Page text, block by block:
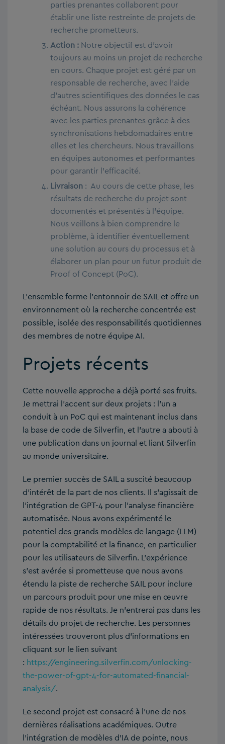
parties prenantes collaborent pour
établir une liste restreinte de projets de
recherche prometteurs.
Action : Notre objectif est d’avoir
toujours au moins un projet de recherche
en cours. Chaque projet est géré par un
responsable de recherche, avec l’aide
d’autres scientifiques des données le cas
échéant. Nous assurons la cohérence
avec les parties prenantes grâce à des
synchronisations hebdomadaires entre
elles et les chercheurs. Nous travaillons
en équipes autonomes et performantes
pour garantir l’efficacité.
Livraison : Au cours de cette phase, les
résultats de recherche du projet sont
documentés et présentés à l’équipe.
Nous veillons à bien comprendre le
problème, à identifier éventuellement
une solution au cours du processus et à
élaborer un plan pour un futur produit de
Proof of Concept (PoC).
L’ensemble forme l’entonnoir de SAIL et offre un
environnement où la recherche concentrée est
possible, isolée des responsabilités quotidiennes
des membres de notre équipe AI.
Projets récents
Cette nouvelle approche a déjà porté ses fruits.
Je mettrai l’accent sur deux projets : l’un a
conduit à un PoC qui est maintenant inclus dans
la base de code de Silverfin, et l’autre a abouti à
une publication dans un journal et liant Silverfin
au monde universitaire.
Le premier succès de SAIL a suscité beaucoup
d’intérêt de la part de nos clients. Il s’agissait de
l’intégration de GPT-4 pour l’analyse financière
automatisée. Nous avons expérimenté le
potentiel des grands modèles de langage (LLM)
pour la comptabilité et la finance, en particulier
pour les utilisateurs de Silverfin. L’expérience
s’est avérée si prometteuse que nous avons
étendu la piste de recherche SAIL pour inclure
un parcours produit pour une mise en œuvre
rapide de nos résultats. Je n’entrerai pas dans les
détails du projet de recherche. Les personnes
intéressées trouveront plus d’informations en
cliquant sur le lien suivant
: https://engineering.silverfin.com/unlocking-
the-power-of-gpt-4-for-automated-financial-
analysis/.
Le second projet est consacré à l’une de nos
dernières réalisations académiques. Outre
l’intégration de modèles d’IA de pointe, nous